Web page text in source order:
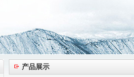
产品展示